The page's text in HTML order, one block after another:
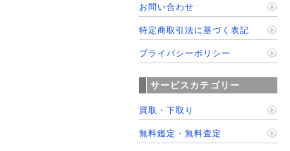
お問い合わせ
特定商取引法に基づく表記
プライバシーポリシー
サービスカテゴリー
買取・下取り
無料鑑定・無料査定